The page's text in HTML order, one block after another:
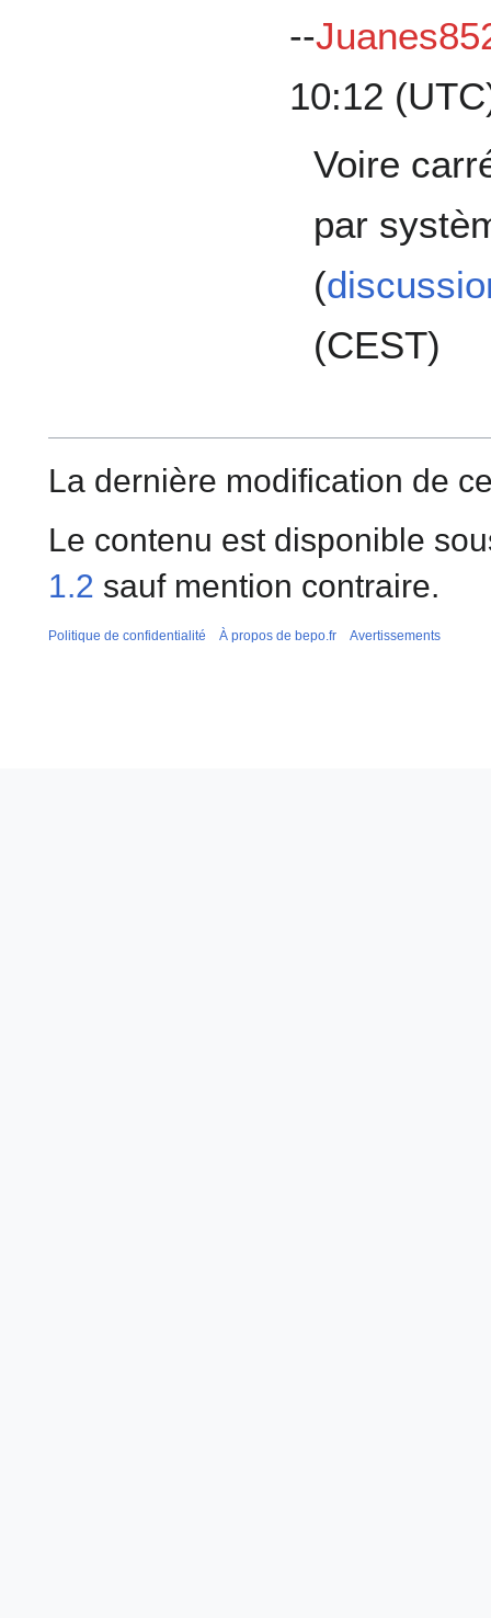
--
10:12
Voire
par
(
(CEST)
La dernière modification de
Le contenu est disponible
1.2 sauf mention contraire.
Politique de confidentialité À propos de bepo.fr Avertissements